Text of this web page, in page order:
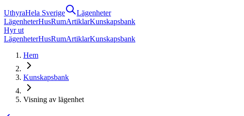
UthyraHela Sverige
Lägenheter
LägenheterHusRumArtiklarKunskapsbank
Hyr ut
LägenheterHusRumArtiklarKunskapsbank
Hem
Kunskapsbank
Visning av lägenhet